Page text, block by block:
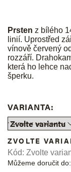
Prsten z bílého
linií. Uprostřed
vínově červený
rozzáří.
která ho lehce
šperku.
VARIANTA:
ZVOLTE
Můžeme doručit do:
Kód: Zvolte